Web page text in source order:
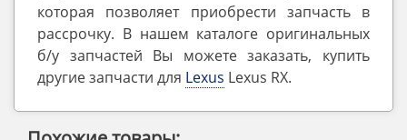
которая позволяет приобрести запчасть в
рассрочку. В нашем каталоге оригинальных
б/у запчастей Вы можете заказать, купить
другие запчасти для Lexus Lexus RX.